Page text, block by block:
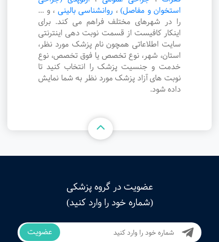
استخوان و مفاصل) ، روانشناسی بالینی ، و ...
را در شهرهای مختلف فراهم می کند. برای
اینکار کافیست از قسمت نوبت دهی اینترنتی
سایت اطلاعاتی همچون نام پزشک مورد نظر،
استان، شهر، نوع تخصص یا فوق تخصص، نوع
خدمت و جنسیت پزشک را انتخاب کنید تا
نوبت های آزاد پزشک مورد نظر به شما نمایش
داده شود.
عضویت در گروه پزشکی
(شماره خود را وارد کنید)
عضویت